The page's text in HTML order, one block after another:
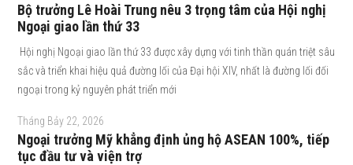
Bộ trưởng Lê Hoài Trung nêu 3 trọng tâm của Hội nghị
Ngoại giao lần thứ 33
Hội nghị Ngoại giao lần thứ 33 được xây dựng với tinh thần quán triệt sâu
sắc và triển khai hiệu quả đường lối của Đại hội XIV, nhất là đường lối đối
ngoại trong kỷ nguyên phát triển mới
Tháng Bảy 22, 2026
Ngoại trưởng Mỹ khẳng định ủng hộ ASEAN 100%, tiếp
tục đầu tư và viện trợ